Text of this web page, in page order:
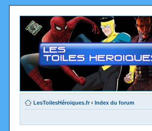
LesToilesHéroïques.fr ‹ Index du forum